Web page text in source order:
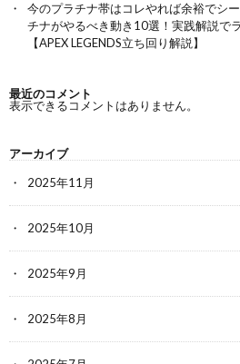
今のプラチナ帯はコレやれば余裕でシ
チナがやるべき動き10選！実践解説で
【APEX LEGENDS立ち回り解説】
最近のコメント
表示できるコメントはありません。
アーカイブ
2025年11月
2025年10月
2025年9月
2025年8月